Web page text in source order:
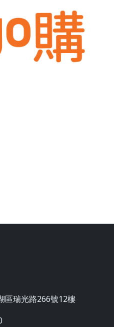
區瑞光路266號12樓